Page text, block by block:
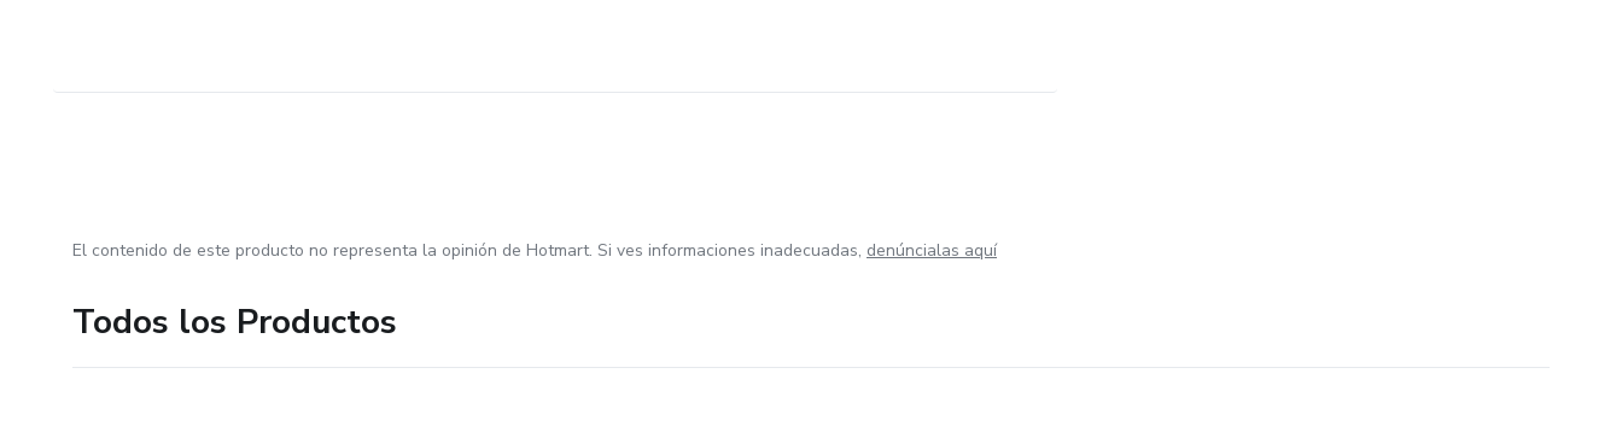
El contenido de este producto no representa la opinión de Hotmart. Si ves informaciones inadecuadas, denúncialas aquí
Todos los Productos